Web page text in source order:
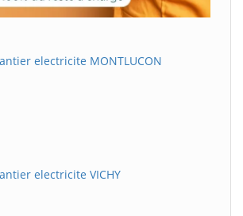
electricite MONTLUCON
electricite VICHY